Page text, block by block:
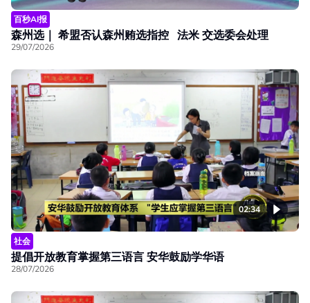
百秒AI报
森州选｜ 希盟否认森州贿选指控 法米 交选委会处理
29/07/2026
02:34
社会
提倡开放教育掌握第三语言 安华鼓励学华语
28/07/2026